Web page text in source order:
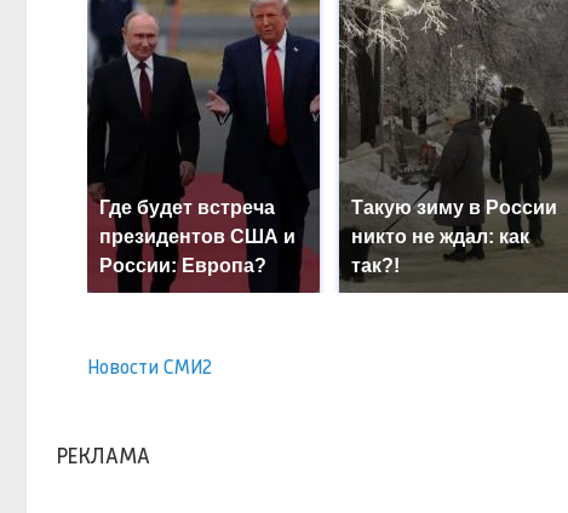
Где будет встреча
президентов США и
России: Европа?
Такую зиму в России
никто не ждал: как
так?!
Новости СМИ2
РЕКЛАМА